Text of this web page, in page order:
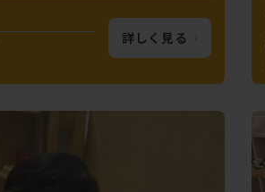
詳しく見る